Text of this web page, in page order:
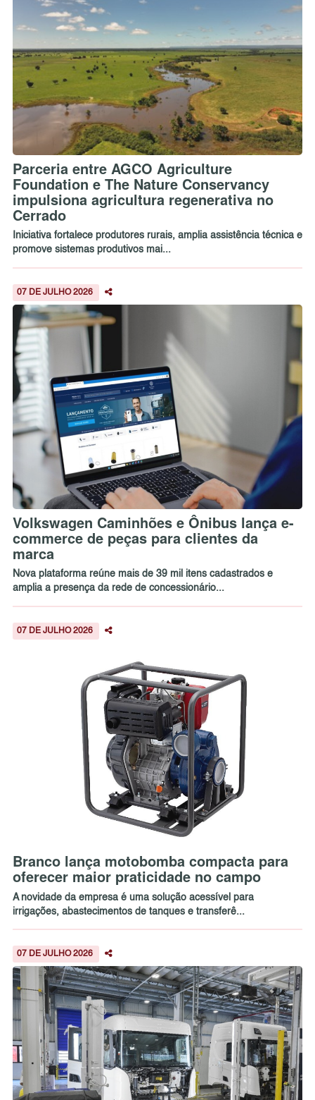
Parceria entre AGCO Agriculture
Foundation e The Nature Conservancy
impulsiona agricultura regenerativa no
Cerrado
Iniciativa fortalece produtores rurais, amplia assistência técnica e
promove sistemas produtivos mai...
07 DE JULHO 2026
Volkswagen Caminhões e Ônibus lança e-
commerce de peças para clientes da
marca
Nova plataforma reúne mais de 39 mil itens cadastrados e
amplia a presença da rede de concessionário...
07 DE JULHO 2026
Branco lança motobomba compacta para
oferecer maior praticidade no campo
A novidade da empresa é uma solução acessível para
irrigações, abastecimentos de tanques e transferê...
07 DE JULHO 2026